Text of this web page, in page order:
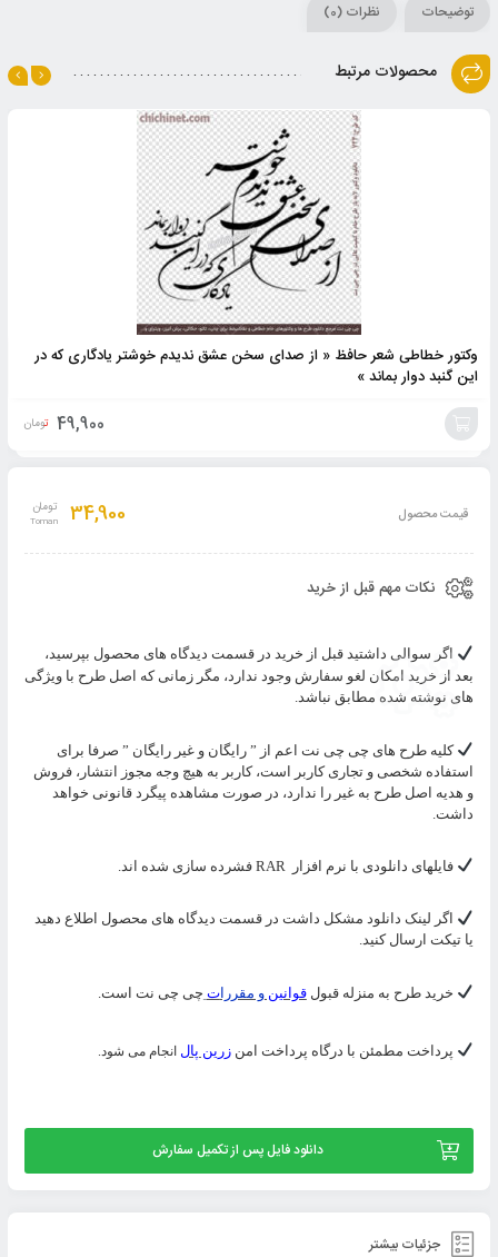
توضیحات نظرات (0)
محصولات مرتبط
وکتور خطاطی شعر حافظ « از صدای سخن عشق ندیدم خوشتر یادگاری که در
این گنبد دوار بماند »
49,900 تومان
به
قیمت محصول 34,900 تومان
نکات مهم قبل از خرید
اگر سوالی داشتید قبل از خرید در قسمت دیدگاه های محصول بپرسید،
بعد از خرید امکان لغو سفارش وجود ندارد، مگر زمانی که اصل طرح با ویژگی
های نوشته شده مطابق نباشد.
کلیه طرح های چی چی نت اعم از ” رایگان و غیر رایگان ” صرفا برای
استفاده شخصی و تجاری کاربر است، کاربر به هیچ وجه مجوز انتشار، فروش
و هدیه اصل طرح به غیر را ندارد، در صورت مشاهده پیگرد قانونی خواهد
داشت.
فایلهای دانلودی با نرم افزار RARفشرده سازی شده اند.
اگر لینک دانلود مشکل داشت در قسمت دیدگاه های محصول اطلاع دهید
یا تیکت ارسال کنید.
خرید طرح به منزله قبول قوانینو مقررات چی چی نت است.
پرداخت مطمئن با درگاه پرداخت امن زرین پال انجام می شود.
دانلود فایل پس از تکمیل سفارش
جزئیات بیشتر